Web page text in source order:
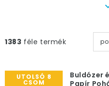
áron.
1383 féle termék
UTOLSÓ 8
CSOM
Buldózer
Papír